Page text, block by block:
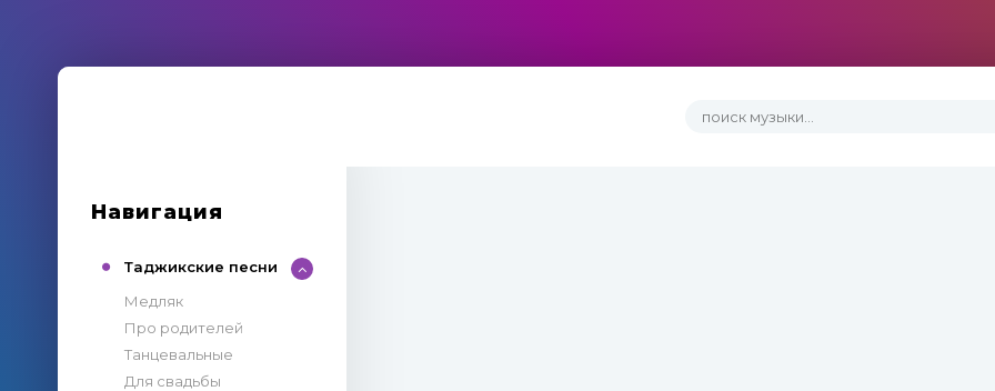
Навигация
Таджикские песни
Медляк
Про родителей
Танцевальные
Для свадьбы